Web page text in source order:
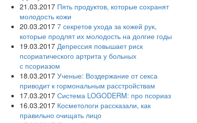
21.03.2017 Пять продуктов, которые сохранят
молодость кожи
20.03.2017 7 секретов ухода за кожей рук,
которые продлят их молодость на долгие годы
19.03.2017 Депрессия повышает риск
псориатического артрита у больных
с псориазом
18.03.2017 Ученые: Воздержание от секса
приводит к гормональным расстройствам
17.03.2017 Система LOGODERM: про псориаз
16.03.2017 Косметологи рассказали, как
правильно очищать лицо